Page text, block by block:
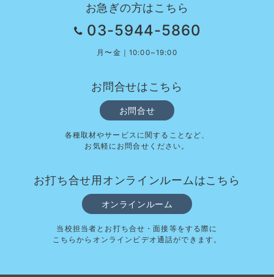
お急ぎの方はこちら
03-5944-5860
月〜金｜10:00~19:00
お問合せはこちら
お問合せ
各種取材やサービスに関することなど、
お気軽にお問合せください。
お打ち合せ用オンラインルームはこちら
オンラインルーム
当校担当者とお打ち合せ・面接等をする際に
こちらからオンラインビデオ通話ができます。